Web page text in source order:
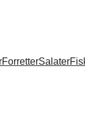
ForretterSalater